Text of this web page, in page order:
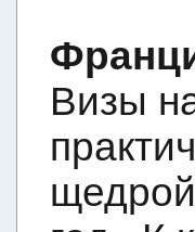
Визы